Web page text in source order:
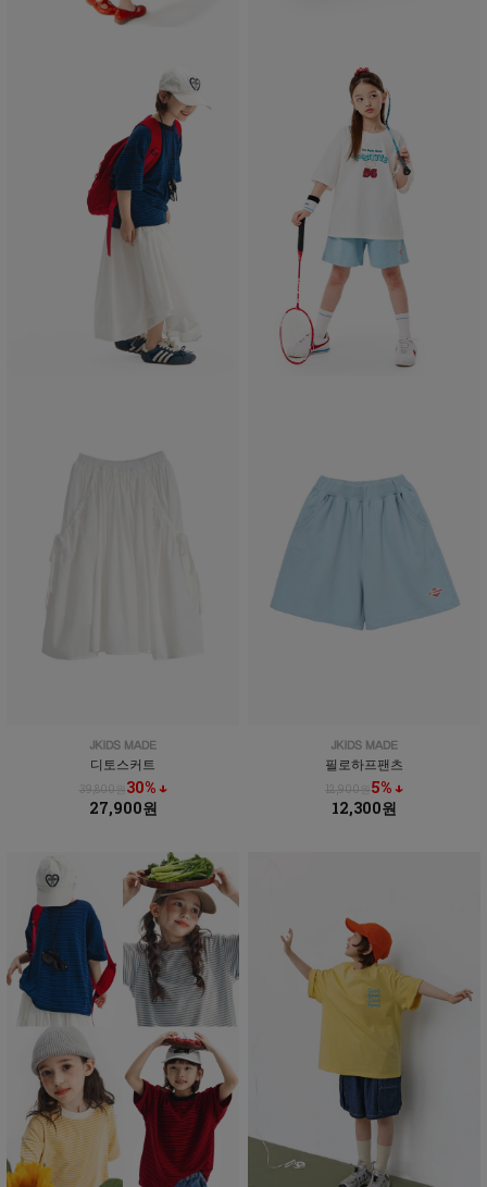
디토스커트
39,800원30% ↓
27,900원
필로하프팬츠
12,900원5% ↓
12,300원